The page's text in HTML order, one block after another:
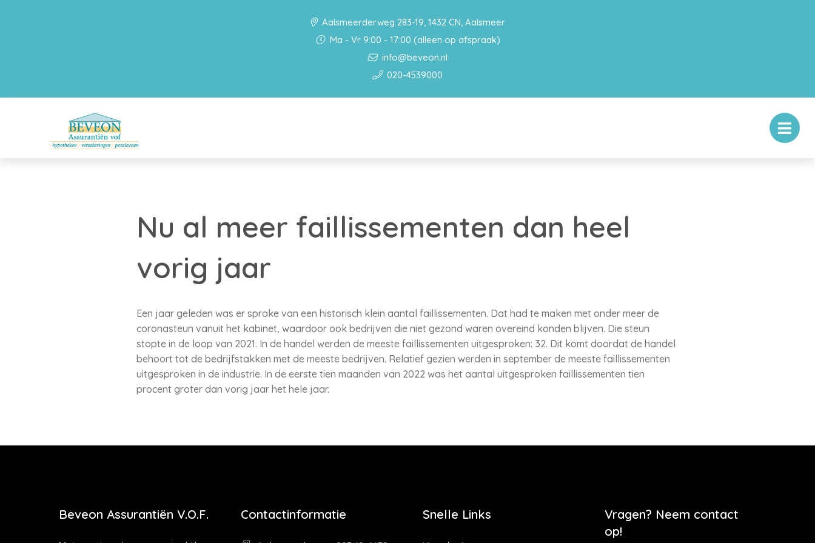
Aalsmeerderweg 283-19, 1432 CN, Aalsmeer
Ma - Vr 9:00 - 17:00 (alleen op afspraak)
info@beveon.nl
020-4539000
Nu al meer faillissementen dan heel
vorig jaar
Een jaar geleden was er sprake van een historisch klein aantal faillissementen. Dat had te maken met onder meer de
coronasteun vanuit het kabinet, waardoor ook bedrijven die niet gezond waren overeind konden blijven. Die steun
stopte in de loop van 2021. In de handel werden de meeste faillissementen uitgesproken: 32. Dit komt doordat de handel
behoort tot de bedrijfstakken met de meeste bedrijven. Relatief gezien werden in september de meeste faillissementen
uitgesproken in de industrie. In de eerste tien maanden van 2022 was het aantal uitgesproken faillissementen tien
procent groter dan vorig jaar het hele jaar.
Beveon Assurantiën V.O.F. Contactinformatie Snelle Links
Vragen? Neem contact
op!